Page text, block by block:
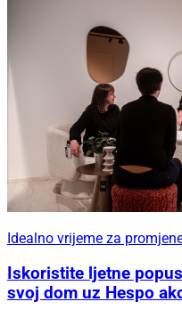
Idealno vrijeme za
Iskoristite ljetne
svoj dom uz Hespo